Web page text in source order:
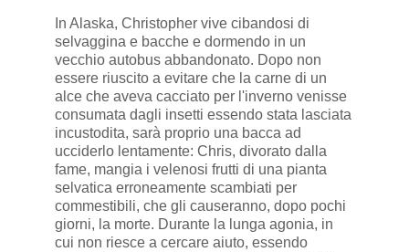
In Alaska, Christopher vive cibandosi di
selvaggina e bacche e dormendo in un
vecchio autobus abbandonato. Dopo non
essere riuscito a evitare che la carne di un
alce che aveva cacciato per l'inverno venisse
consumata dagli insetti essendo stata lasciata
incustodita, sarà proprio una bacca ad
ucciderlo lentamente: Chris, divorato dalla
fame, mangia i velenosi frutti di una pianta
selvatica erroneamente scambiati per
commestibili, che gli causeranno, dopo pochi
giorni, la morte. Durante la lunga agonia, in
cui non riesce a cercare aiuto, essendo